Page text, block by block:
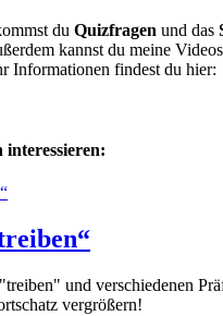
du Quizfragen und das
kannst du meine
Informationen findest du hier:
interessieren:
und verschiedenen
vergrößern!